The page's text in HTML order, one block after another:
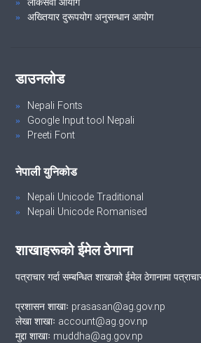
अख्तियार दुरूपयोग अनुसन्धान आयोग
डाउनलोड
Nepali Fonts
Google Input tool Nepali
Preeti Font
नेपाली युनिकोड
Nepali Unicode Traditional
Nepali Unicode Romanised
शाखाहरूको ईमेल ठेगाना
पत्राचार गर्दा सम्बन्धित शाखाको ईमेल ठेगानामा
प्रशासन शाखाः prasasan@ag.gov.np
लेखा शाखाः account@ag.gov.np
मुद्दा शाखाः muddha@ag.gov.np